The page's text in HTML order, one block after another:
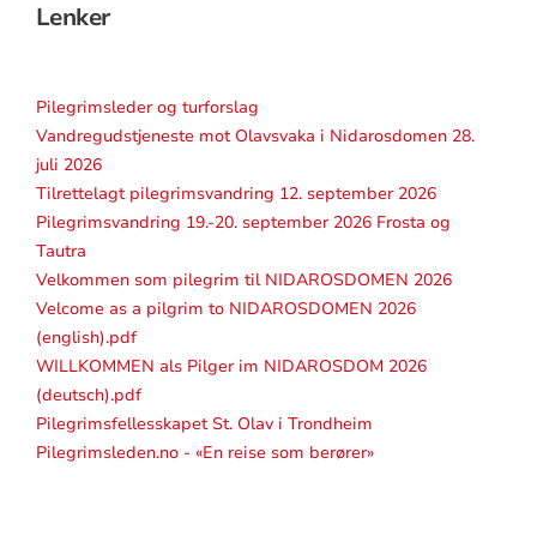
Lenker
Pilegrimsleder og turforslag
Vandregudstjeneste mot Olavsvaka i Nidarosdomen 28.
juli 2026
Tilrettelagt pilegrimsvandring 12. september 2026
Pilegrimsvandring 19.-20. september 2026 Frosta og
Tautra
Velkommen som pilegrim til NIDAROSDOMEN 2026
Velcome as a pilgrim to NIDAROSDOMEN 2026
(english).pdf
WILLKOMMEN als Pilger im NIDAROSDOM 2026
(deutsch).pdf
Pilegrimsfellesskapet St. Olav i Trondheim
Pilegrimsleden.no - «En reise som berører»